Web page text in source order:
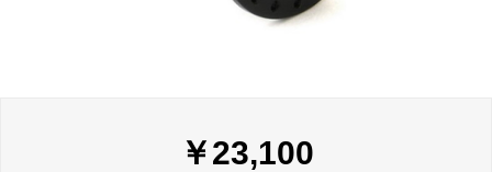
￥23,100